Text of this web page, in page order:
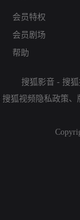
会员特权
会员剧场
帮助
搜狐影音 - 搜
搜狐视频隐私政策、